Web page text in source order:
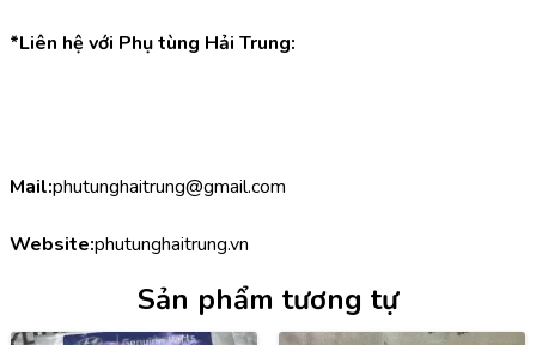
*Liên hệ với Phụ tùng Hải Trung:
Mail:phutunghaitrung@gmail.com
Website:phutunghaitrung.vn
Sản phẩm tương tự